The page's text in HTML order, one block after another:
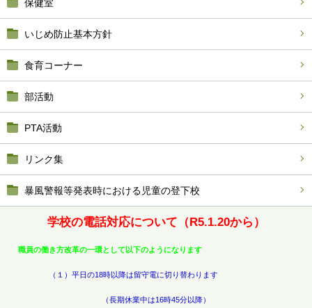
保健室
いじめ防止基本方針
食育コーナー
部活動
PTA活動
リンク集
暴風警報等発表時における児童の登下校
学校の電話対応について（R5.1.20から）
職員の働き方改革の一環として以下のよ うになります
（１）平日の18時以降は留守電に切り替わります
（長期休業中は16時45分以降）